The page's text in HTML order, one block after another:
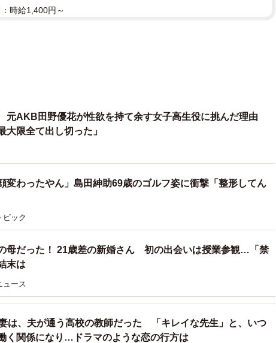
2/7
：時給1,400円～
AKB田野優花が性欲を持て余す女子高生役に挑んだ理由
大限全て出し切った」
変わったやん」島田紳助69歳のゴルフ姿に衝撃「整形してん
ピック
母だった！ 21歳差の新婚さん 初の出会いは授業参観…「禁
末は
ュース
は、夫が通う高校の教師だった 「キレイな先生」と、いつ
く関係になり…ドラマのような恋の行方は